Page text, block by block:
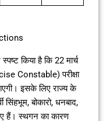
किया है कि 22 मार्च
Constable) परीक्षा
इसके लिए राज्य के
बोकारो, धनबाद,
हैं। स्थगन का कारण